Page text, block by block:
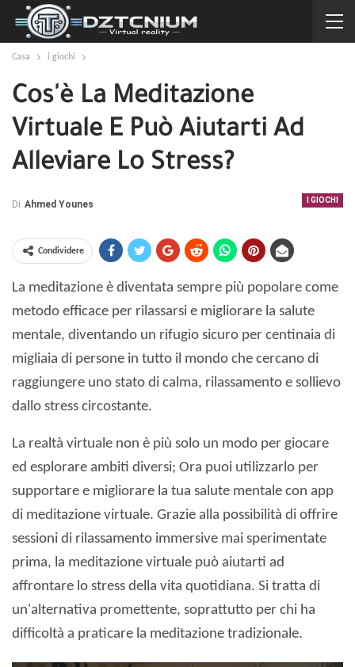
Casa i giochi
Cos'è La Meditazione
Virtuale E Può Aiutarti Ad
Alleviare Lo Stress?
I GIOCHI
Di Ahmed Younes
Condividere
La meditazione è diventata sempre più popolare come
metodo efficace per rilassarsi e migliorare la salute
mentale, diventando un rifugio sicuro per centinaia di
migliaia di persone in tutto il mondo che cercano di
raggiungere uno stato di calma, rilassamento e sollievo
dallo stress circostante.
La realtà virtuale non è più solo un modo per giocare
ed esplorare ambiti diversi; Ora puoi utilizzarlo per
supportare e migliorare la tua salute mentale con app
di meditazione virtuale. Grazie alla possibilità di offrire
sessioni di rilassamento immersive mai sperimentate
prima, la meditazione virtuale può aiutarti ad
affrontare lo stress della vita quotidiana. Si tratta di
un'alternativa promettente, soprattutto per chi ha
difficoltà a praticare la meditazione tradizionale.